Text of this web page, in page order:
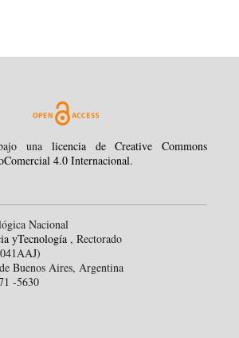
unalicencia de Creative Commons
4.0 Internacional.
Nacional
yTecnología , Rectorado
Buenos Aires, Argentina
-5630